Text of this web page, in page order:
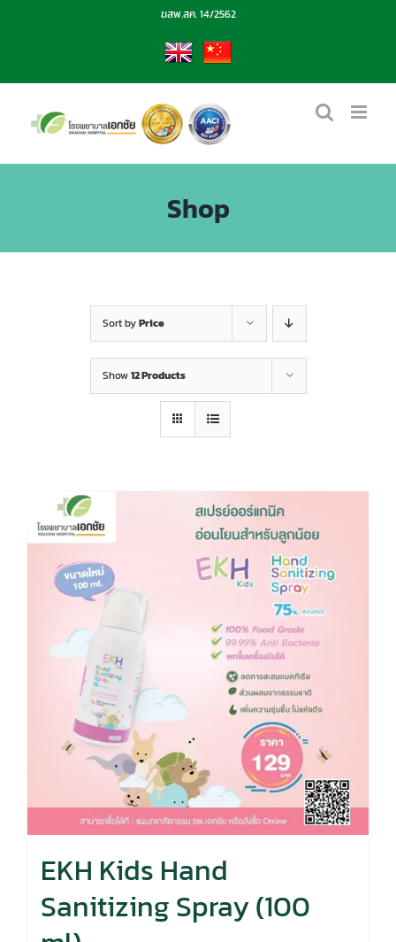
ฆสพ.สค. 14/2562
EN CN
Shop
Sort byPrice
Show12 Products
EKH Kids Hand
Sanitizing Spray (100